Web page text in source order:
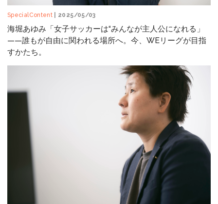
SpecialContent | 2025/05/03
海堀あゆみ「女子サッカーは“みんなが主人公になれる」
——誰もが自由に関われる場所へ。今、WEリーグが目指
すかたち。